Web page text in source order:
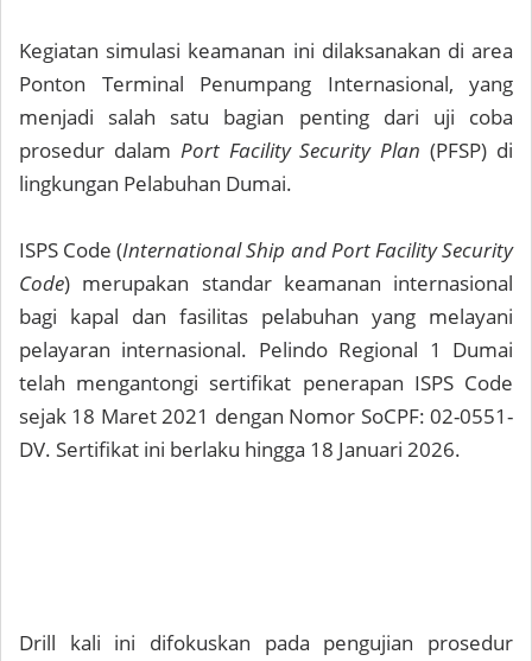
Kegiatan simulasi keamanan ini dilaksanakan di area
Ponton Terminal Penumpang Internasional, yang
menjadi salah satu bagian penting dari uji coba
prosedur dalam Port Facility Security Plan (PFSP) di
lingkungan Pelabuhan Dumai.
ISPS Code (International Ship and Port Facility Security
Code) merupakan standar keamanan internasional
bagi kapal dan fasilitas pelabuhan yang melayani
pelayaran internasional. Pelindo Regional 1 Dumai
telah mengantongi sertifikat penerapan ISPS Code
sejak 18 Maret 2021 dengan Nomor SoCPF: 02-0551-
DV. Sertifikat ini berlaku hingga 18 Januari 2026.
Drill kali ini difokuskan pada pengujian prosedur